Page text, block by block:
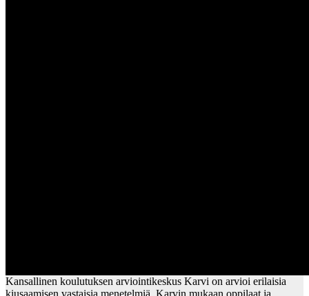
Kansallinen koulutuksen arviointikeskus Karvi on arvioi erilaisia
kiusaamisen vastaisia menetelmiä. Karvin mukaan oppilaat ja